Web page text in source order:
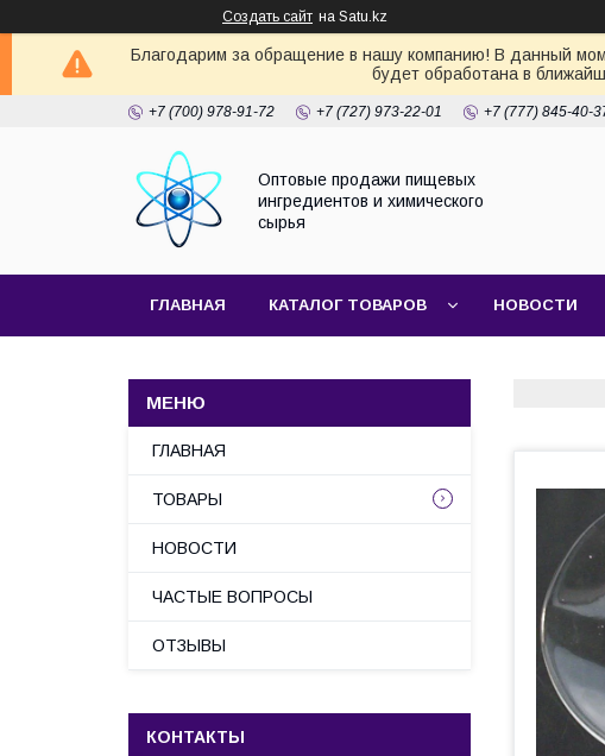
Создать сайт на Satu.kz
Благодарим за обращение в нашу компанию! В данный
будет обработана в
+7 (700) 978-91-72 +7 (727) 973-22-01 +7 (777) 845-40-
Оптовые продажи пищевых
ингредиентов и химического
сырья
ГЛАВНАЯ КАТАЛОГ ТОВАРОВ НОВОСТИ
ГЛАВНАЯ
ТОВАРЫ
НОВОСТИ
ЧАСТЫЕ ВОПРОСЫ
ОТЗЫВЫ
КОНТАКТЫ